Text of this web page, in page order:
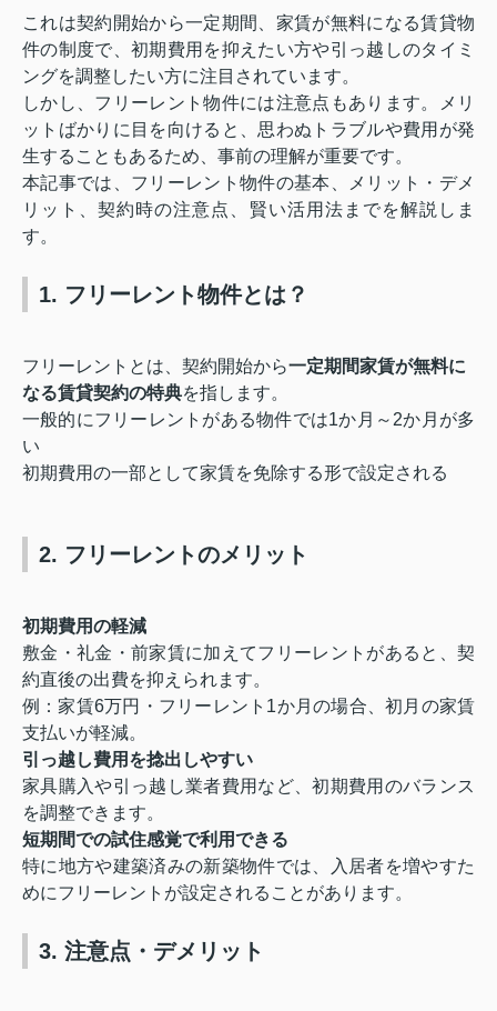
これは契約開始から一定期間、家賃が無料になる賃貸物
件の制度で、初期費用を抑えたい方や引っ越しのタイミ
ングを調整したい方に注目されています。
しかし、フリーレント物件には注意点もあります。メリ
ットばかりに目を向けると、思わぬトラブルや費用が発
生することもあるため、事前の理解が重要です。
本記事では、フリーレント物件の基本、メリット・デメ
リット、契約時の注意点、賢い活用法までを解説しま
す。
1. フリーレント物件とは？
フリーレントとは、契約開始から一定期間家賃が無料に
なる賃貸契約の特典を指します。
一般的にフリーレントがある物件では1か月～2か月が多
い
初期費用の一部として家賃を免除する形で設定される
2. フリーレントのメリット
初期費用の軽減
敷金・礼金・前家賃に加えてフリーレントがあると、契
約直後の出費を抑えられます。
例：家賃6万円・フリーレント1か月の場合、初月の家賃
支払いが軽減。
引っ越し費用を捻出しやすい
家具購入や引っ越し業者費用など、初期費用のバランス
を調整できます。
短期間での試住感覚で利用できる
特に地方や建築済みの新築物件では、入居者を増やすた
めにフリーレントが設定されることがあります。
3. 注意点・デメリット